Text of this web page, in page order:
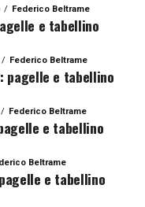
Federico Beltrame
e tabellino
Federico Beltrame
pagelle e tabellino
Federico Beltrame
e tabellino
Beltrame
e tabellino